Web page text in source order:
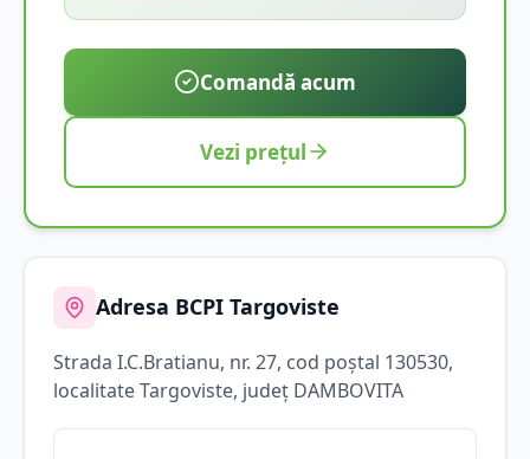
Comandă acum
Vezi prețul
Adresa BCPI Targoviste
Strada I.C.Bratianu, nr. 27, cod poștal 130530,
localitateTargoviste, județ DAMBOVITA